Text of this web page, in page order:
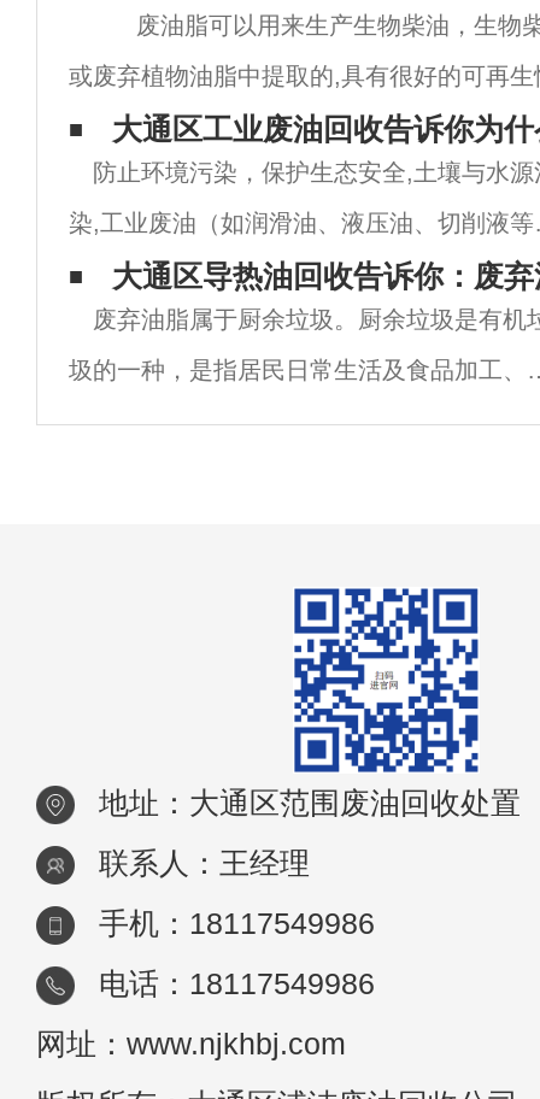
废油脂可以用来生产生物柴油，生物
或废弃植物油脂中提取的,具有很好的可再
性。将废油脂作为生物柴油的原料可以降低
的依赖,
大通区工业废油回收告诉你为
防止环境污染，保护生态安全,土壤与水源
染,工业废油（如润滑油、液压油、切削液等
含有重金属、苯系物、多环芳烃等有毒物质
若随意倾倒或填埋，这些成分会渗入土壤和
下水，导致长期污染，破坏生态系统平衡。
大通区导热油回收告诉你：废
废弃油脂属于厨余垃圾。厨余垃圾是有机
圾的一种，是指居民日常生活及食品加工、
食服务、单位供餐等活动中产生的垃圾，包
地址：大通区范围废油回收处置
联系人：王经理
手机：18117549986
电话：18117549986
网址：www.njkhbj.com